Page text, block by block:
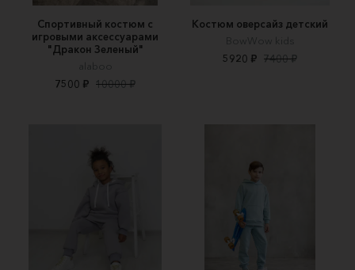
Спортивный костюм с
игровыми аксессуарами
"Дракон Зеленый"
alaboo
7500 ₽ 10000 ₽
Костюм оверсайз детский
BowWow kids
5920 ₽ 7400 ₽